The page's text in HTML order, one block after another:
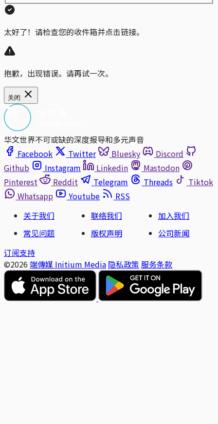
太好了！请检查您的收件箱并点击链接。
抱歉，出现错误。请再试一次。
关闭
华文世界不可或缺的深度报导和多元声音
Facebook
Twitter Bluesky
Discord
Github
Instagram Linkedin
Mastodon
Pinterest
Reddit Telegram Threads
Tiktok
Whatsapp
Youtube
RSS
关于我们
联络我们
加入我们
常见问题
版权声明
公司新闻
订阅支持
©2026 端傳媒 Initium Media 隐私政策 服务条款